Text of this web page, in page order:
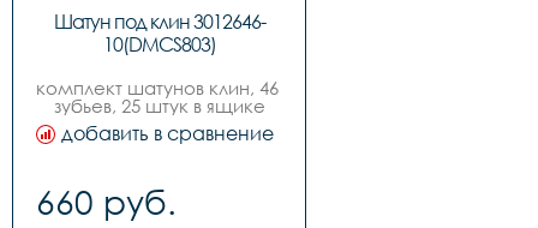
Шатун под клин 3012646-
10(DMCS803)
комплект шатунов клин, 46
зубьев, 25 штук в ящике
добавить в сравнение
660 руб.